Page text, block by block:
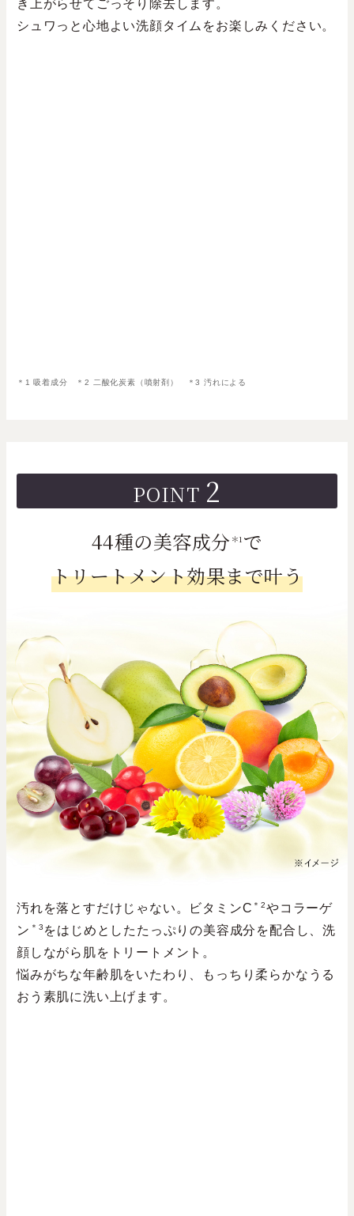
き上がらせてごっそり除去します。
シュワっと心地よい洗顔タイムをお楽しみください。
＊1 吸着成分 ＊2 ⼆酸化炭素（噴射剤） ＊3 汚れによる
POINT 2
44種の美容成分 ＊1 で
トリートメント効果まで叶う
汚れを落とすだけじゃない。ビタミンC ＊2やコラーゲ
ン ＊3 をはじめとしたたっぷりの美容成分を配合し、洗
顔しながら肌をトリートメント。
悩みがちな年齢肌をいたわり、もっちり柔らかなうる
おう素肌に洗い上げます。